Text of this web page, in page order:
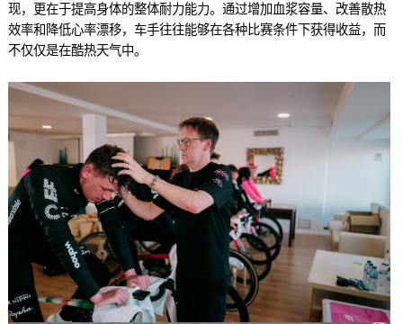
现，更在于提高身体的整体耐力能力。通过增加血浆容量、改善散热
效率和降低心率漂移，车手往往能够在各种比赛条件下获得收益，而
不仅仅是在酷热天气中。